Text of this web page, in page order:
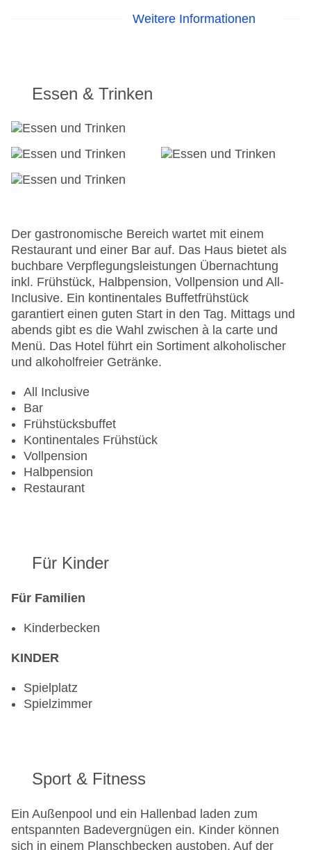
Garten: ohne Gebühr
Hoteleröffnung: 2007
WLAN/WiFi im Hotel
Lift
Haustiere: gegen Gebühr
Gesamtanzahl der Stockwerke: 1
Gesamtanzahl der Zimmer: 16
Pools:Kinderbecken, Indoor Pool, Outdoor Pool,
Sonnenschirme am Pool, Liegen am Pool
Zahlungsarten: American Express, Mastercard,
Visa
Landeskategorie: 4 Sterne
Weitere Informationen
Essen & Trinken
Der gastronomische Bereich wartet mit einem
Restaurant und einer Bar auf. Das Haus bietet als
buchbare Verpflegungsleistungen Übernachtung
inkl. Frühstück, Halbpension, Vollpension und All-
Inclusive. Ein kontinentales Buffetfrühstück
garantiert einen guten Start in den Tag. Mittags und
abends gibt es die Wahl zwischen à la carte und
Menü. Das Hotel führt ein Sortiment alkoholischer
und alkoholfreier Getränke.
All Inclusive
Bar
Frühstücksbuffet
Kontinentales Frühstück
Vollpension
Halbpension
Restaurant
Für Kinder
Für Familien
Kinderbecken
KINDER
Spielplatz
Spielzimmer
Sport & Fitness
Ein Außenpool und ein Hallenbad laden zum
entspannten Badevergnügen ein. Kinder können
sich in einem Planschbecken austoben. Auf der